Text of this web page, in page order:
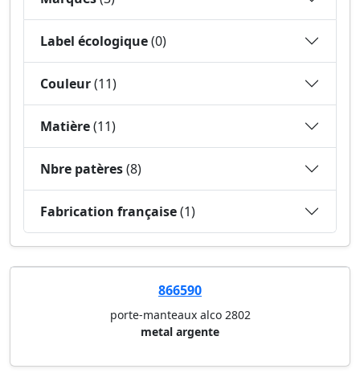
Label écologique(0)
Couleur(11)
Matière(11)
Nbre patères(8)
Fabrication française(1)
866590
porte-manteaux alco 2802
metal argente